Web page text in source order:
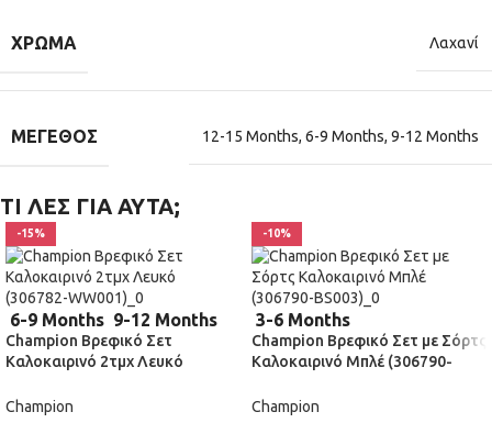
ΧΡΏΜΑ Λαχανί
ΜΈΓΕΘΟΣ 12-15 Months, 6-9 Months, 9-12 Months
ΤΙ ΛΕΣ ΓΙΑ ΑΥΤΑ;
-15%
6-9 Months 9-12 Months
Champion Βρεφικό Σετ
Καλοκαιρινό 2τμχ Λευκό
Champion
-10%
3-6 Months
Champion Βρεφικό Σετ με Σόρτς
Καλοκαιρινό Μπλέ (306790-
Champion